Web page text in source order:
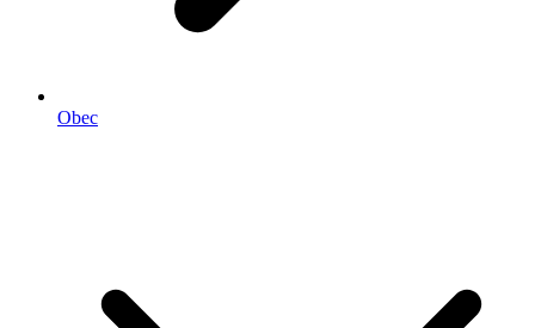
Obec